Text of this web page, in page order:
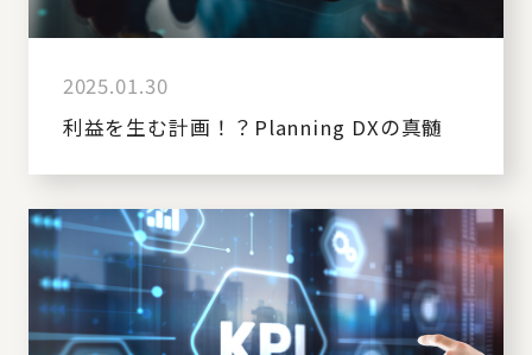
2025.01.30
利益を生む計画！？Planning DXの真髄